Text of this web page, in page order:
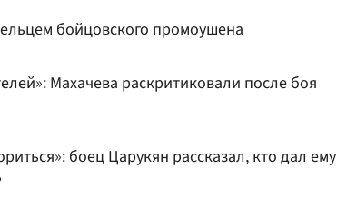
бойцовского промоушена
Махачева раскритиковали после боя
боец Царукян рассказал, кто дал ему